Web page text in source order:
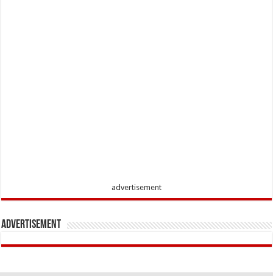
advertisement
Advertisement